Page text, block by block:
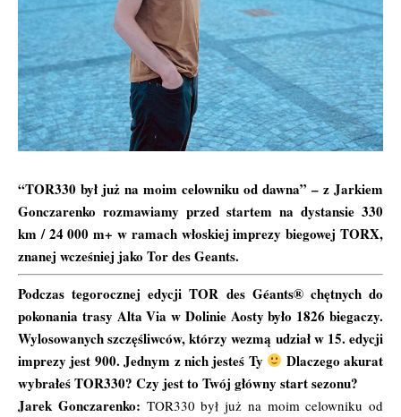
“TOR330 był już na moim celowniku od dawna” – z Jarkiem
Gonczarenko rozmawiamy przed startem na dystansie 330
km / 24 000 m+ w ramach włoskiej imprezy biegowej TORX,
znanej wcześniej jako Tor des Geants.
Podczas tegorocznej edycji TOR des Géants® chętnych do
pokonania trasy Alta Via w Dolinie Aosty było 1826 biegaczy.
Wylosowanych szczęśliwców, którzy wezmą udział w 15. edycji
imprezy jest 900. Jednym z nich jesteś Ty
Dlaczego akurat
wybrałeś TOR330? Czy jest to Twój główny start sezonu?
Jarek Gonczarenko: TOR330 był już na moim celowniku od